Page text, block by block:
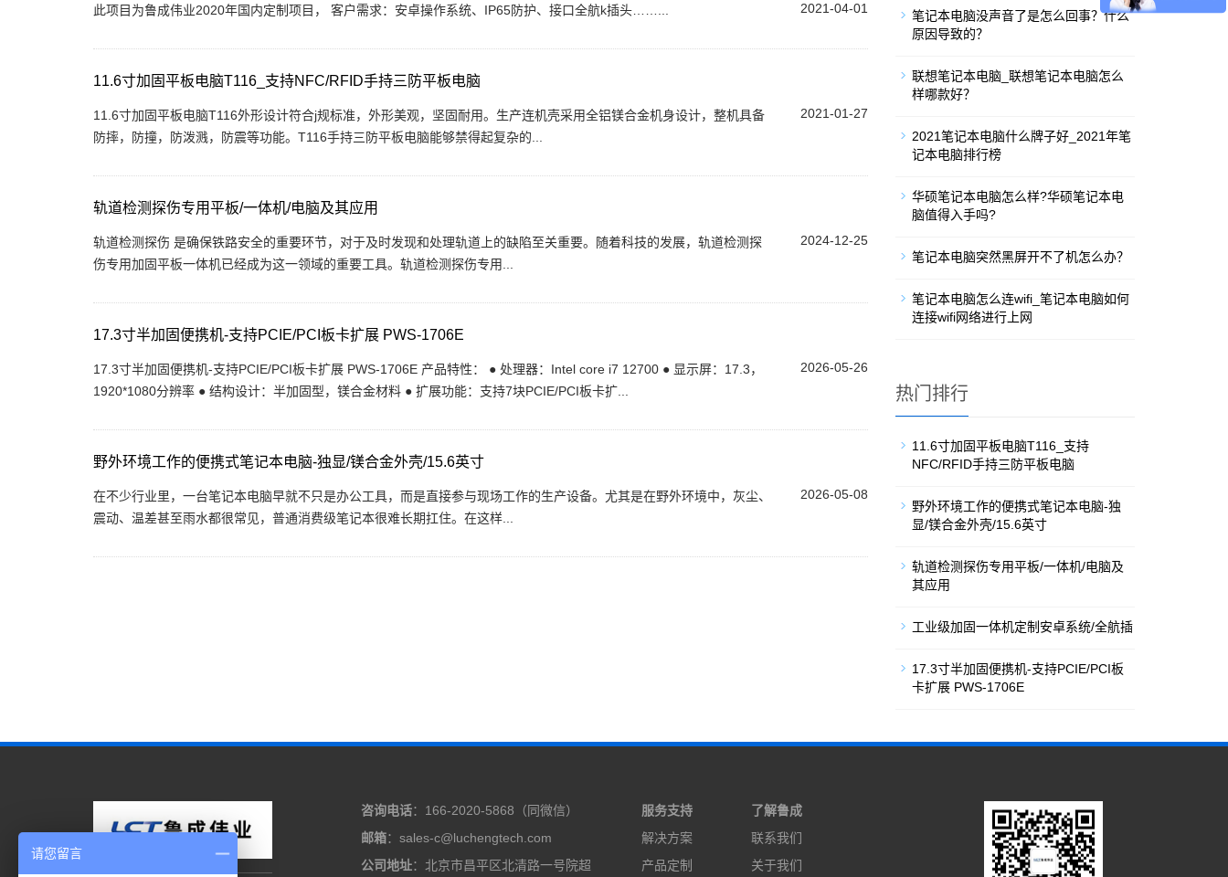
2021-04-01
此项目为鲁成伟业2020年国内定制项目， 客户需求：安卓操作系统、IP65防护、接口全航k插头……...
11.6寸加固平板电脑T116_支持NFC/RFID手持三防平板电脑
2021-01-27
11.6寸加固平板电脑T116外形设计符合j规标准，外形美观，坚固耐用。生产连机壳采用全铝镁合金机身设计，整机具备
防摔，防撞，防泼溅，防震等功能。T116手持三防平板电脑能够禁得起复杂的...
轨道检测探伤专用平板/一体机/电脑及其应用
2024-12-25
轨道检测探伤 是确保铁路安全的重要环节，对于及时发现和处理轨道上的缺陷至关重要。随着科技的发展，轨道检测探
伤专用加固平板一体机已经成为这一领域的重要工具。轨道检测探伤专用...
17.3寸半加固便携机-支持PCIE/PCI板卡扩展 PWS-1706E
2026-05-26
17.3寸半加固便携机-支持PCIE/PCI板卡扩展 PWS-1706E 产品特性： ● 处理器：Intel core i7 12700 ● 显示屏：17.3，
1920*1080分辨率 ● 结构设计：半加固型，镁合金材料 ● 扩展功能：支持7块PCIE/PCI板卡扩...
野外环境工作的便携式笔记本电脑-独显/镁合金外壳/15.6英寸
2026-05-08
在不少行业里，一台笔记本电脑早就不只是办公工具，而是直接参与现场工作的生产设备。尤其是在野外环境中，灰尘、
震动、温差甚至雨水都很常见，普通消费级笔记本很难长期扛住。在这样...
笔记本电脑没声音了是怎么回事？什么
原因导致的？
联想笔记本电脑_联想笔记本电脑怎么
样哪款好？
2021笔记本电脑什么牌子好_2021年笔
记本电脑排行榜
华硕笔记本电脑怎么样?华硕笔记本电
脑值得入手吗?
笔记本电脑突然黑屏开不了机怎么办？
笔记本电脑怎么连wifi_笔记本电脑如何
连接wifi网络进行上网
热门排行
11.6寸加固平板电脑T116_支持
NFC/RFID手持三防平板电脑
野外环境工作的便携式笔记本电脑-独
显/镁合金外壳/15.6英寸
轨道检测探伤专用平板/一体机/电脑及
其应用
工业级加固一体机定制安卓系统/全航插
17.3寸半加固便携机-支持PCIE/PCI板
卡扩展 PWS-1706E
咨询电话：166-2020-5868（同微信）
邮箱：sales-c@luchengtech.com
公司地址：北京市昌平区北清路一号院超
服务支持
解决方案
产品定制
了解鲁成
联系我们
关于我们
请您留言